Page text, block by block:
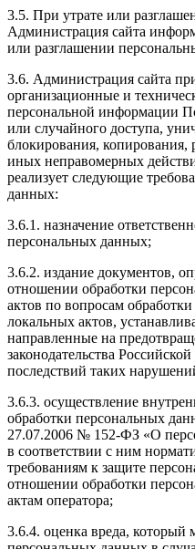
3.5. При утрате или
Администрация сайта
или разглашении
3.6. Администрация сайта
организационные и
персональной информации
или случайного доступа,
блокирования, копирования,
иных неправомерных
реализует следующие
данных:
3.6.1. назначение
персональных данных;
3.6.2. издание документов,
отношении обработки
актов по вопросам
локальных актов,
направленные на
законодательства
последствий таких
3.6.3. осуществление
обработки персональных
27.07.2006 № 152-ФЗ «О
в соответствии с ним
требованиям к защите
отношении обработки
актам оператора;
3.6.4. оценка вреда,